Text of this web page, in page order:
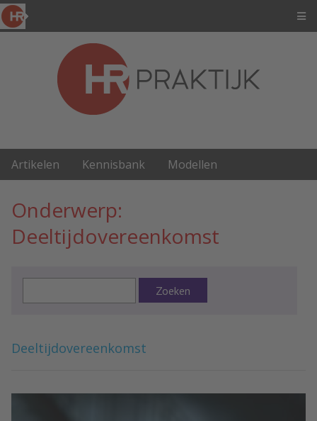
Artikelen Kennisbank Modellen
Onderwerp:
Deeltijdovereenkomst
Zoeken
Deeltijdovereenkomst